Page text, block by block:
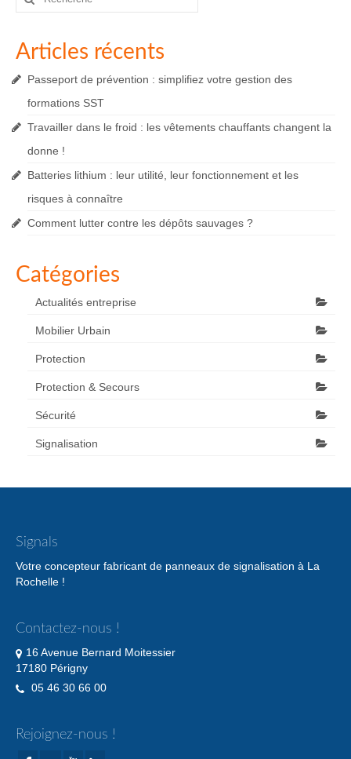
Articles récents
Passeport de prévention : simplifiez votre gestion des
formations SST
Travailler dans le froid : les vêtements chauffants changent la
donne !
Batteries lithium : leur utilité, leur fonctionnement et les
risques à connaître
Comment lutter contre les dépôts sauvages ?
Catégories
Actualités entreprise
Mobilier Urbain
Protection
Protection & Secours
Sécurité
Signalisation
Signals
Votre concepteur fabricant de panneaux de signalisation à La
Rochelle !
Contactez-nous !
16 Avenue Bernard Moitessier
17180 Périgny
05 46 30 66 00
Rejoignez-nous !